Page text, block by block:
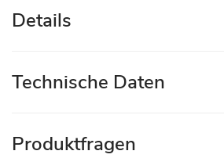
Details
Technische Daten
Produktfragen